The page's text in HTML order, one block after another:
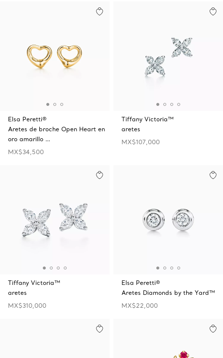
Elsa Peretti®
Aretes de broche Open Heart en
oro amarillo …
MX$34,500
Tiffany Victoria™
aretes
MX$107,000
Tiffany Victoria™
aretes
MX$310,000
Elsa Peretti®
Aretes Diamonds by the Yard™
MX$22,000